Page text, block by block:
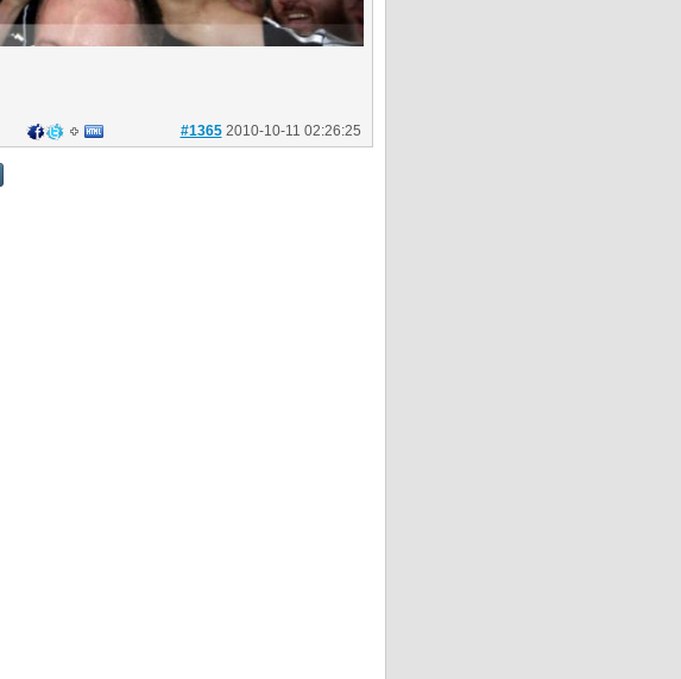
#1365 2010-10-11 02:26:25